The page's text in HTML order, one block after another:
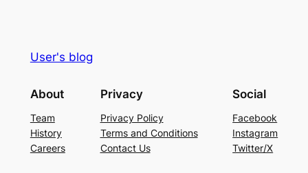
User's blog
About
Team
History
Careers
Privacy
Privacy Policy
Terms and Conditions
Contact Us
Social
Facebook
Instagram
Twitter/X